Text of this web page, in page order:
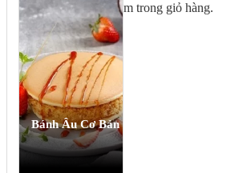
Chưa có sản phẩm trong giỏ hàng.
Bánh Âu Cơ Bản